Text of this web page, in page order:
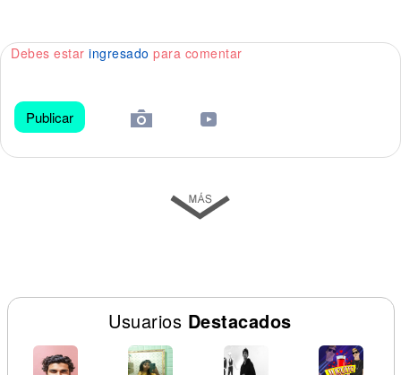
Debes estar ingresado para comentar
Publicar
Usuarios Destacados